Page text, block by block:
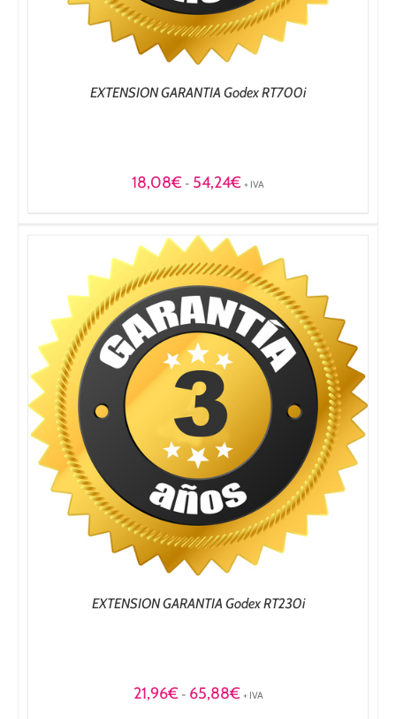
EXTENSION GARANTIA Godex RT700i
18,08€ - 54,24€Rango
18,08€
hasta
54,24€
+ IVA
EXTENSION GARANTIA Godex RT230i
21,96€ - 65,88€Rango
+ IVA